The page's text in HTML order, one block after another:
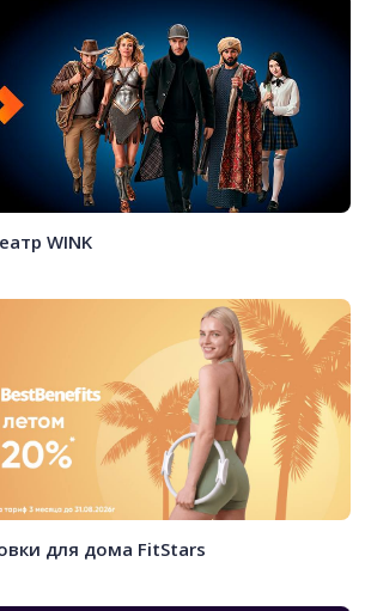
WINK
для дома FitStars